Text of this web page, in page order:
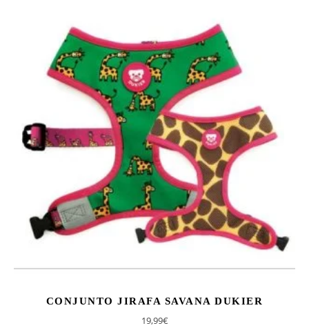
CONJUNTO JIRAFA SAVANA DUKIER
19,99€